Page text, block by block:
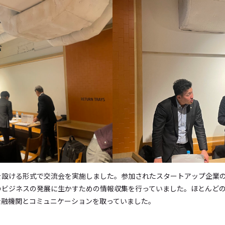
ける形式で交流会を実施しました。参加されたスタートアップ企業
ジネスの発展に生かすための情報収集を行っていました。ほとんど
機関とコミュニケーションを取っていました。